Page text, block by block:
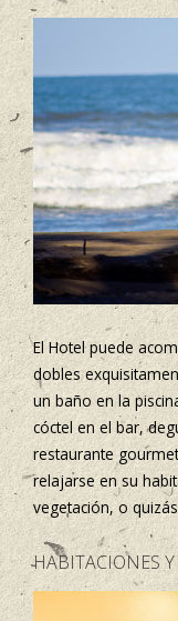
El Hotel puede
dobles
un baño en la
cóctel en el bar,
restaurante
relajarse en su
vegetación, o
HABITACIONES